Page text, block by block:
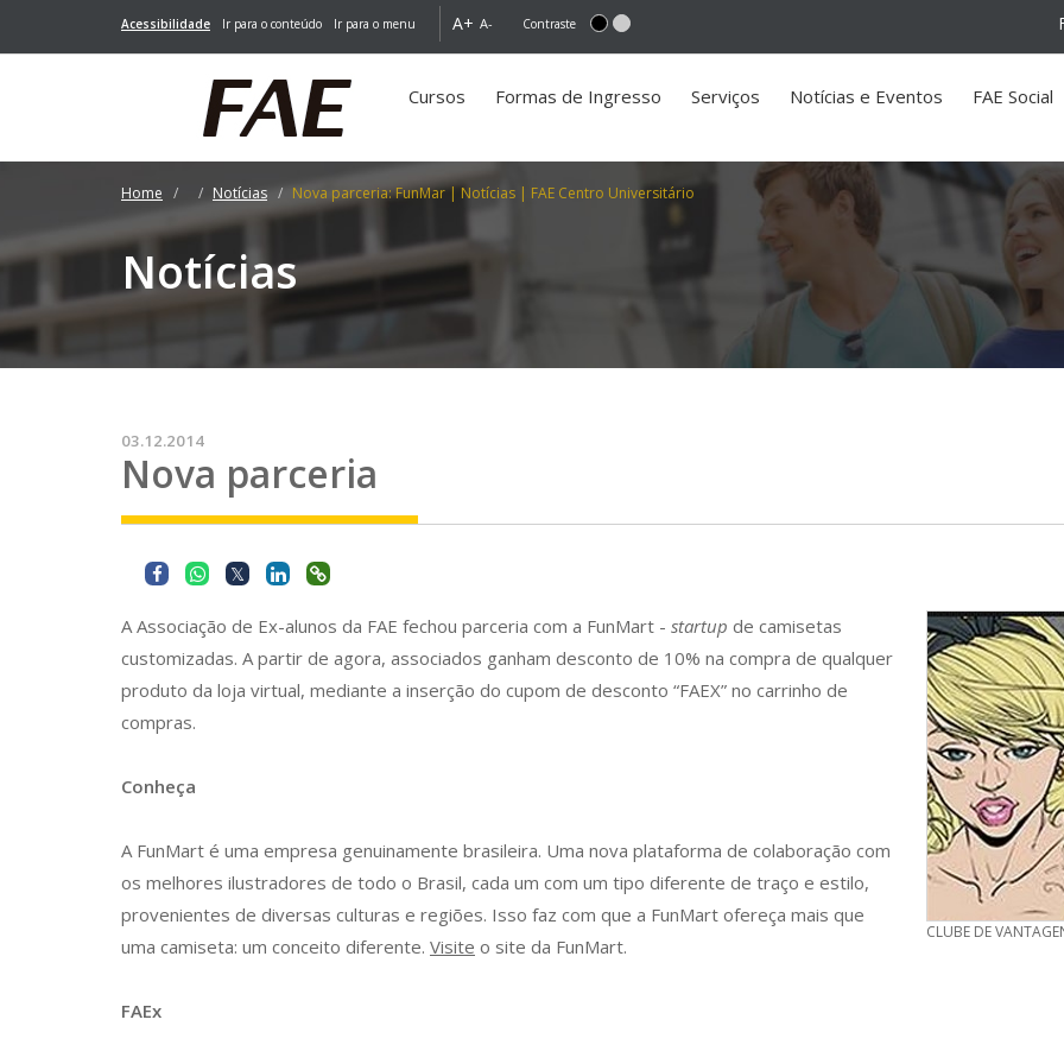
Acessibilidade Ir para o conteúdo Ir para o menu A+ A- Contraste
Cursos Formas de Ingresso Serviços Notícias e Eventos FAE Social
Home Notícias Nova parceria: FunMar | Notícias | FAE Centro Universitário
Notícias
03.12.2014
Nova parceria
CLUBE DE
A Associação de Ex-alunos da FAE fechou parceria com a FunMart - startup de camisetas
customizadas. A partir de agora, associados ganham desconto de 10% na compra de qualquer
produto da loja virtual, mediante a inserção do cupom de desconto “FAEX” no carrinho de
compras.
Conheça
A FunMart é uma empresa genuinamente brasileira. Uma nova plataforma de colaboração com
os melhores ilustradores de todo o Brasil, cada um com um tipo diferente de traço e estilo,
provenientes de diversas culturas e regiões. Isso faz com que a FunMart ofereça mais que
uma camiseta: um conceito diferente. Visite o site da FunMart.
FAEx